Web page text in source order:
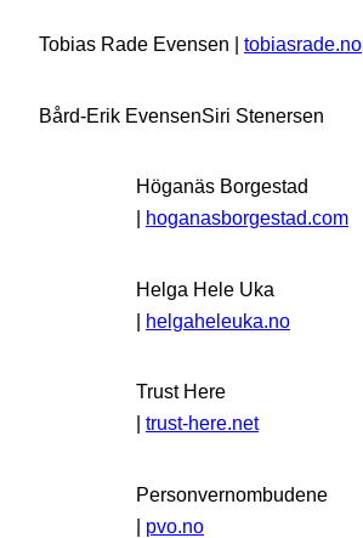
Tobias Rade Evensen | tobiasrade.no
Bård-Erik EvensenSiri Stenersen
Höganäs Borgestad
| hoganasborgestad.com
Helga Hele Uka
| helgaheleuka.no
Trust Here
trust-here.net
Personvernombudene
| pvo.no